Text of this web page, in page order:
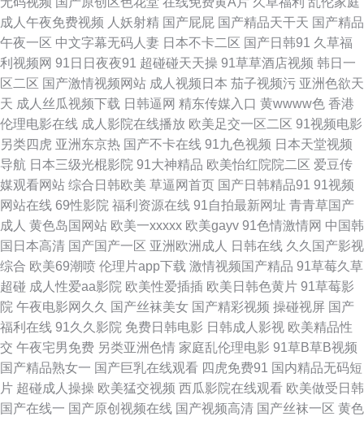
产在线 精品黑丝av 在线亚洲导航 国产资源一区二区 香蕉久久东京热 成人免
费网站在线入口 五月美眉被操 欧美亚无码一区 97社国产视频在线 人妻先锋
影音AV 91牛牛国产人妻久久 欧美视频123 91色免费在线观看 蜜桃视频在线
看 91福利国 久久精品多人 91国产精品探花视频 精品99久久 九九国产 国产
日韩欧美另类中文 91爱爱情色视频 加勒比伊人影院 尤物成人在线 九一黄色
大雷黑丝美女 亚洲av操 海角社区在线视频福利 亚洲狼人射区 豆花久久 午夜
男女很黄的视频 俺去也狼人干 色欧美色综合色天堂 Av淫四虎 日韩成人网 91
网站永久免费看 老司机福利社在线下载 91久久天堂 九草91 51福利社污 豆
花网在线观看 深夜福利高清无码 国产专区91 一区二区不卡国产网站 导航资
源网站av 色日韩在线 草莓干逼 三级黄色片子 1024学生人妻看片 欧美性爱
成人午夜免费视频 人妖射精 国产屁屁 国产精品天干天 国产精品
午夜一区 中文字幕无码人妻 日本不卡二区 国产日韩91 久草福
利视频网 91日日夜夜91 超碰碰天天操 91草草酒店视频 韩日一
区二区 国产激情视频网站 成人视频日本 茄子视频污 亚洲色欲天
天 成人丝瓜视频下载 日韩逼网 精东传媒入口 黄wwww色 香港
伦理电影在线 成人影院在线播放 欧美足交一区二区 91视频电影
另类四虎 亚洲东京热 国产不卡在线 91九色视频 日本天堂视频
导航 日本三级光棍影院 91大神精品 欧美怡红院院二区 爱豆传
媒观看网站 综合日韩欧美 草逼网首页 国产日韩精品91 91视频
网站在线 69性影院 福利资源在线 91自拍最新网址 青青草国产
成人 黄色岛国网站 欧美一xxxxx 欧美gayv 91色情激情网 中国韩
国日本高清 国产国产一区 亚洲欧洲成人 日韩在线 久久国产影视
综合 欧美69潮喷 伦理片app下载 激情视频国产精品 91草莓久草
超碰 成人性爱aa影院 欧美性爱插插 欧美日韩色黄片 91草莓影
院 午夜电影网久久 国产丝袜美女 国产精彩视频 操碰视屏 国产
福利在线 91久久影院 免费日韩电影 日韩成人影视 欧美精品性
交 午夜宅男免费 另类亚洲色情 家庭乱伦理电影 91草B草B视频
国产精品熟女一 国产巨乳在线观看 四虎免费91 国内精品无码短
片 超碰成人操操 欧美猛交视频 西瓜影院在线观看 欧美做受日韩
国产在线一 国产原创视频在线 国产视频高清 国产丝袜一区 黄色